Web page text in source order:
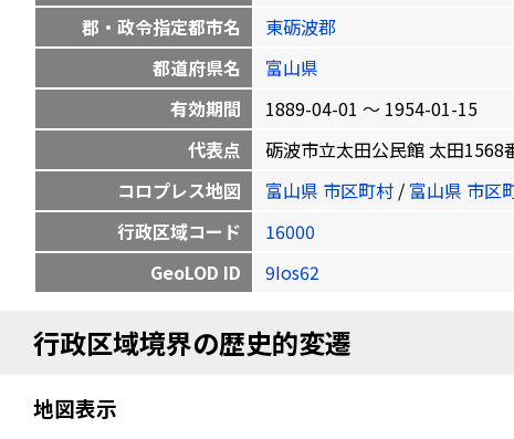
郡・政令指定都市名
東砺波郡
都道府県名
富山県
有効期間
1889-04-01 〜 1954-01-15
代表点
砺波市立太田公民館 太田
コロプレス地図
富山県 市区町村 / 富山県 市区
行政区域コード
16000
GeoLOD ID
9Ios62
行政区域境界の歴史的変遷
地図表示